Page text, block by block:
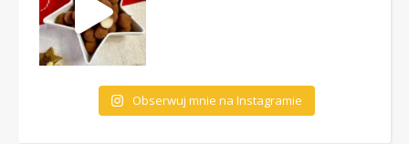
Obserwuj mnie na Instagramie